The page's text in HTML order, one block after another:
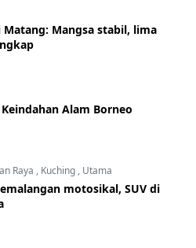
Matang: Mangsa stabil, lima
Alam Borneo
Raya , Kuching , Utama
motosikal, SUV di